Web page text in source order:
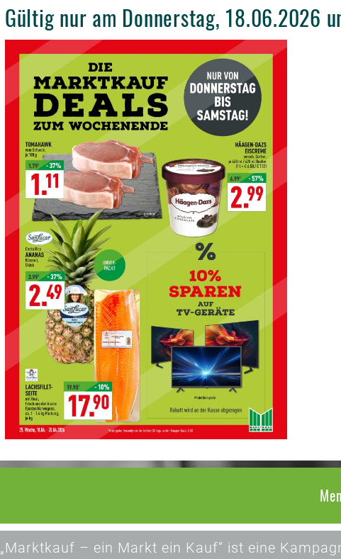
Gültig nur am Donnerstag, 18.06.2026
„Marktkauf – ein Markt ein Kauf“ ist eine